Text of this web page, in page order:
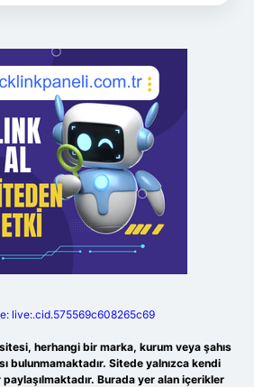
live:.cid.575569c608265c69
herhangi bir marka, kurum veya şahıs
bulunmamaktadır. Sitede yalnızca kendi
paylaşılmaktadır. Burada yer alan içerikler